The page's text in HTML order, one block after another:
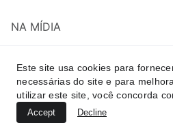
NA MÍDIA
Linha Cortante
Motociclista e
Rigorosas
Este site usa cookies para
necessárias do site e para
utilizar este site, você concorda
Accept Decline